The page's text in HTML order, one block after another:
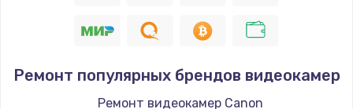
Ремонт популярных брендов видеокамер
Ремонт видеокамер Canon